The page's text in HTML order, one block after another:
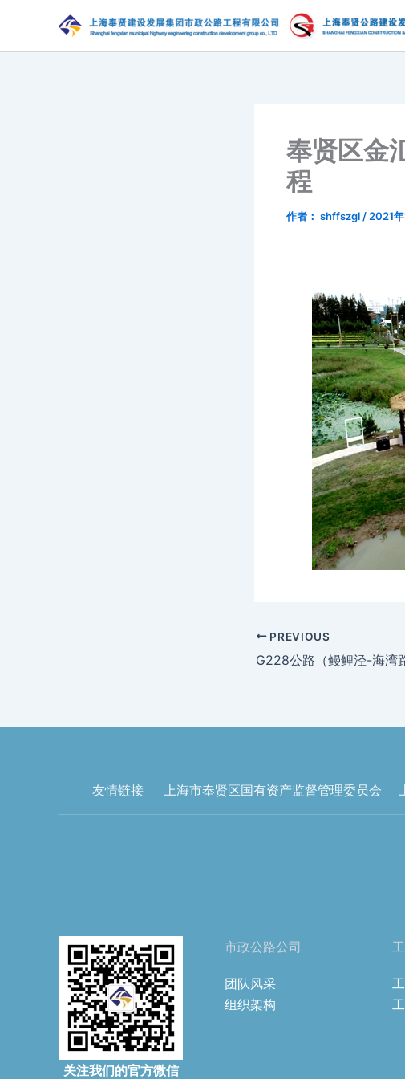
内
奉贤区金
程
作者： shffszgl / 2021
PREVIOUS
友情链接 上海市奉贤区国有资产监督管理委员会
关注我们的官方微信
市政公路公司
团队风采
组织架构